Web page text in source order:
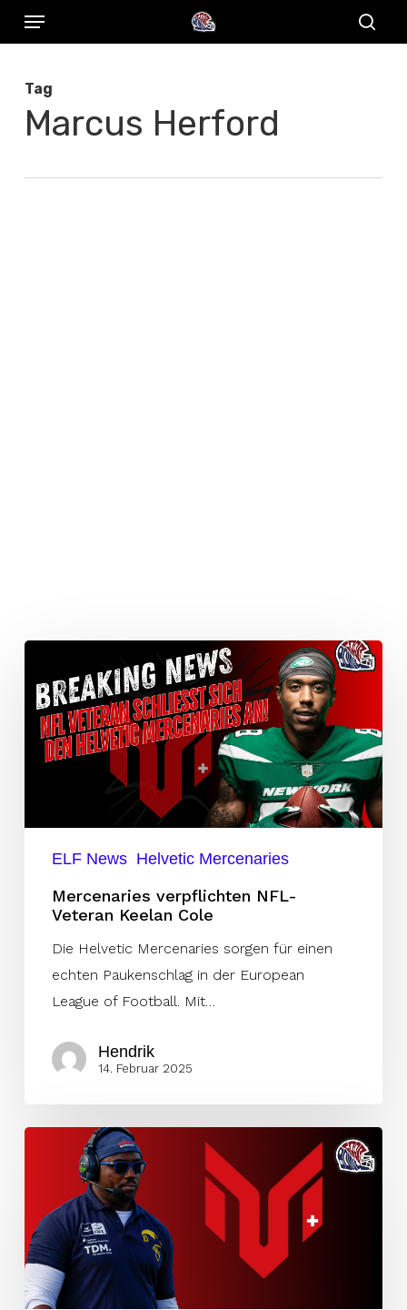
Skip
content
Menu
Tag
Marcus Herford
verpflichten
NFL-
Veteran
Keelan
ELF News Helvetic Mercenaries
Mercenaries verpflichten NFL-
Veteran Keelan Cole
Die Helvetic Mercenaries sorgen für einen
echten Paukenschlag in der European
League of Football. Mit…
Hendrik
14. Februar 2025
Mercenaries
Head
Coach
vor